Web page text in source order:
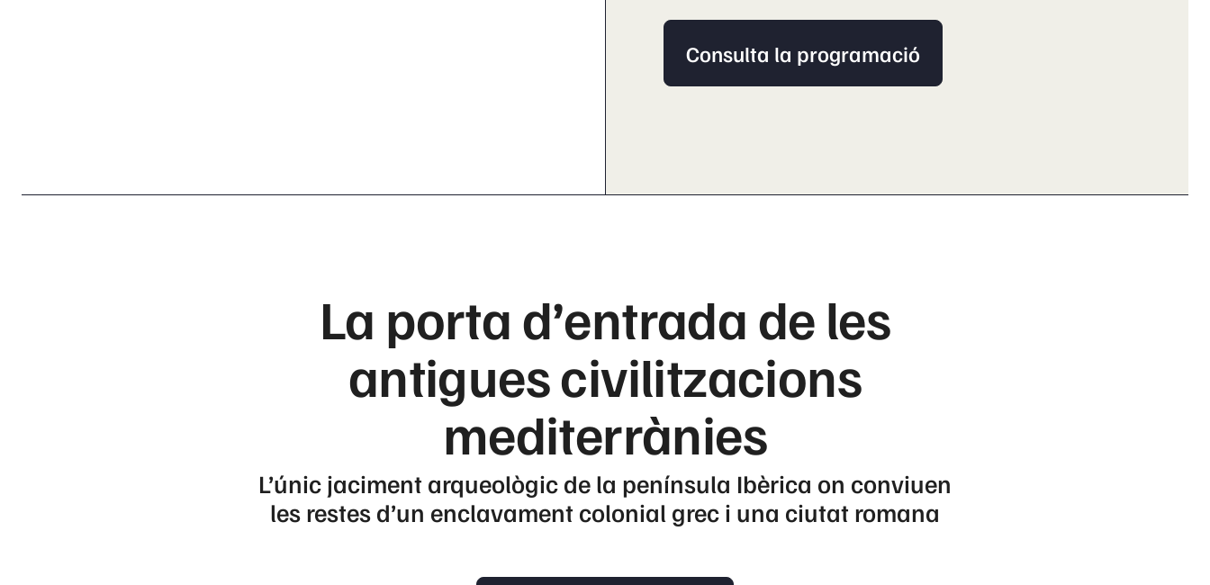
Consulta la programació
La porta d’entrada de les
antigues civilitzacions
mediterrànies
L’únic jaciment arqueològic de la península Ibèrica on conviuen
les restes d’un enclavament colonial grec i una ciutat romana